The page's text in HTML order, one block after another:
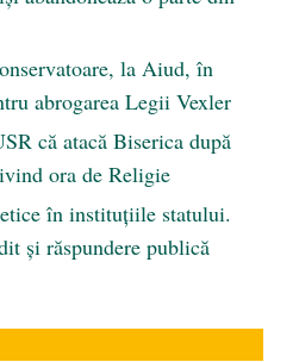
la Aiud, în
abrogarea Legii Vexler
că atacă Biserica după
ora de Religie
în instituțiile statului.
și răspundere publică